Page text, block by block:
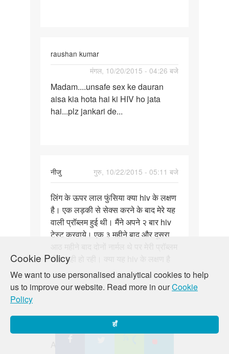
Cookie Policy
We want to use personalised analytical cookies to help
us to improve our website. Read more in ourCookie
Policy
हाँ
raushan kumar
मंगल, 10/20/2015 - 04:26 बजे
sex
ke
dauran
Madam....unsafe sex ke dauran
aisa kia hota hai ki HIV ho jata
hai...plz jankari de...
नीजु
गुरु, 10/22/2015 - 05:11 बजे
लिंग
के
ऊपर
लाल
क्या
लिंग के ऊपर लाल फुंसिया क्या hiv के लक्षण
है। एक लड़की से सेक्स करने के बाद मेरे यह
वाली प्रॉब्लम हुई थी। मैंने अपने २ बार hiv
टेस्ट करवाये। एक ३ महीने बाद और दूसरा
ठीक नही हो रही। क्या यह hiv के लक्षण है
randhir
शुक्र, 10/23/2015 - 03:09 बजे
पर्मालिंक
Auntiji maine apni partner ke muh